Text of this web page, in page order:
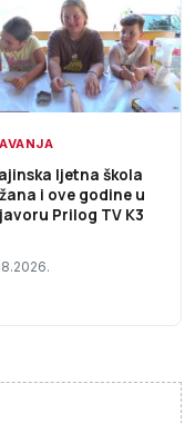
ljetna škola
i ove godine u
Prnjavoru Prilog TV K3